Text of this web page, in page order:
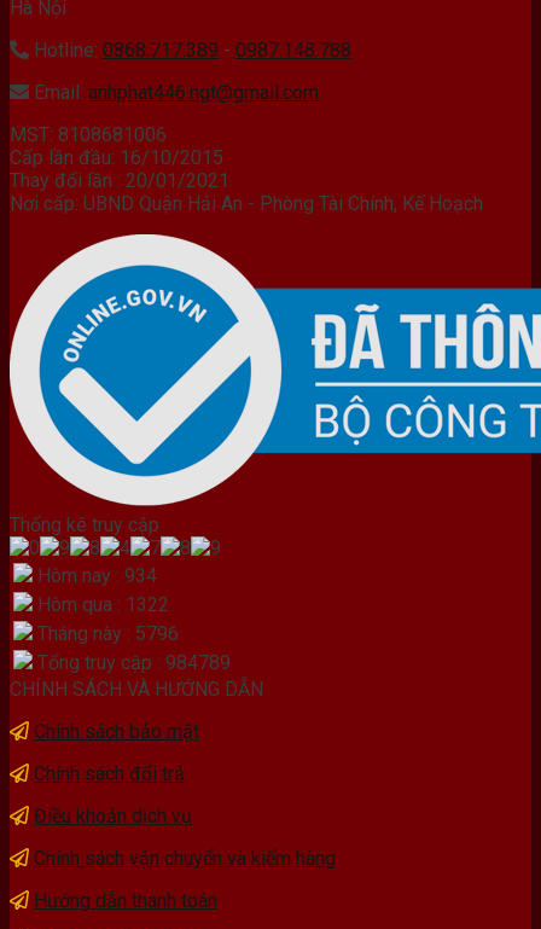
Hà Nội
Hotline: 0868.717.389 - 0987.148.788
Email: anhphat446.ngt@gmail.com
MST: 8108681006
Cấp lần đầu: 16/10/2015
Thay đổi lần : 20/01/2021
Nơi cấp: UBND Quận Hải An - Phòng Tài Chính, Kế Hoạch
Thống kê truy cập
Hôm nay : 934
Hôm qua : 1322
Tháng này : 5796
Tổng truy cập : 984789
CHÍNH SÁCH VÀ HƯỚNG DẪN
Chính sách bảo mật
Chính sách đổi trả
Điều khoản dịch vụ
Chính sách vận chuyển và kiểm hàng
Hướng dẫn thanh toán